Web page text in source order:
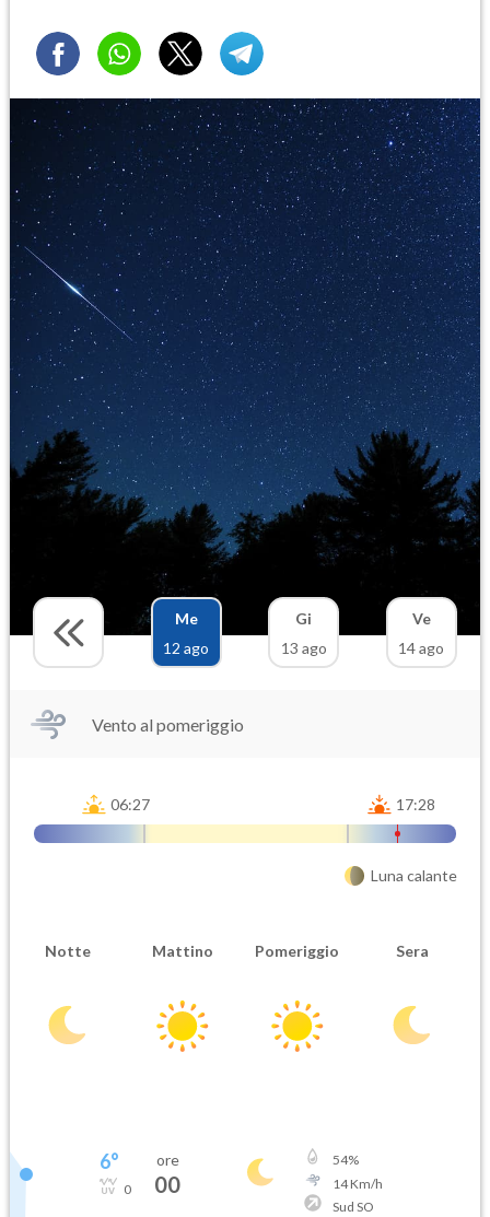
Me
12 ago
Gi
13 ago
Ve
14 ago
Vento al pomeriggio
06:27 17:28
Luna calante
Notte Mattino Pomeriggio Sera
6°
0
ore
00
54%
14Km/h
Sud SO